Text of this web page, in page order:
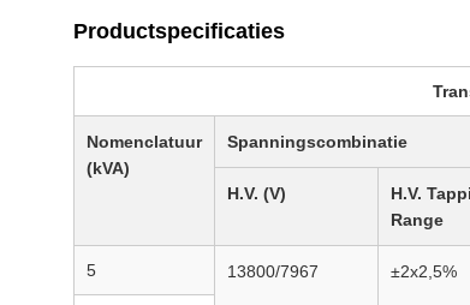
Productspecificaties
Nomenclatuur
(kVA)
Spanningscombinatie
H.V. (V)
H.V.
Range
5 13800/7967 ±2x2,5%